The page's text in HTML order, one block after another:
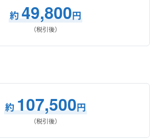
約 49,800円
（税引後）
約 107,500円
（税引後）